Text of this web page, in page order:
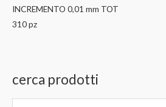
INCREMENTO 0,01 mm TOT
310 pz
cerca prodotti